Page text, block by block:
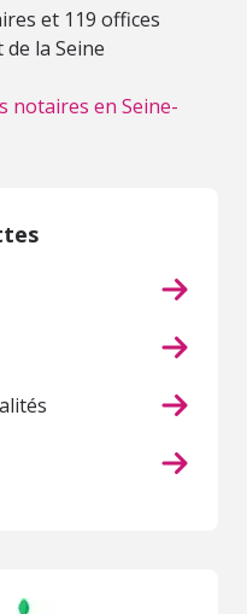
et 119 offices
la Seine
notaires en Seine-